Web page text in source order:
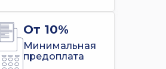
От 10%
Минимальная
предоплата